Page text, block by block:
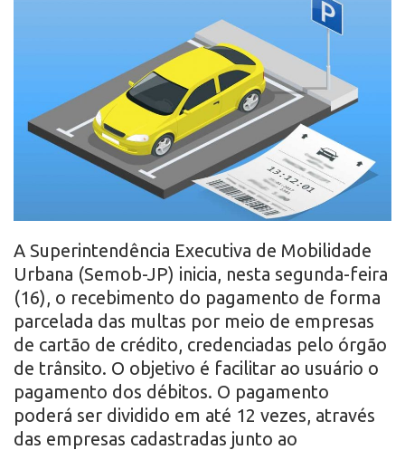
A Superintendência Executiva de Mobilidade
Urbana (Semob-JP) inicia, nesta segunda-feira
(16), o recebimento do pagamento de forma
parcelada das multas por meio de empresas
de cartão de crédito, credenciadas pelo órgão
de trânsito. O objetivo é facilitar ao usuário o
pagamento dos débitos. O pagamento
poderá ser dividido em até 12 vezes, através
das empresas cadastradas junto ao